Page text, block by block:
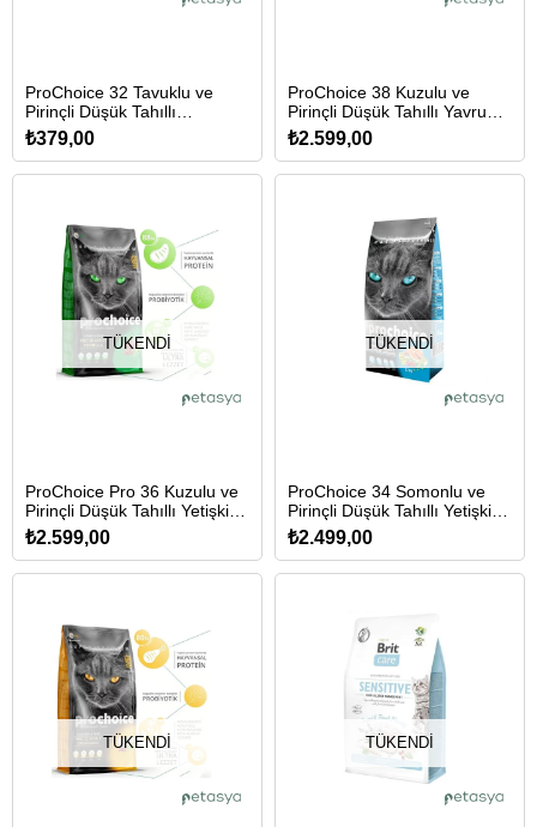
ProChoice 32 Tavuklu ve
Pirinçli Düşük Tahıllı
Kısırlaştırılmış Kedi Maması
2 Kg
₺379,00
ProChoice 38 Kuzulu ve
Pirinçli Düşük Tahıllı Yavru
Kedi Maması 15 Kg
₺2.599,00
TÜKENDI
ProChoice Pro 36 Kuzulu ve
Pirinçli Düşük Tahıllı Yetişkin
Kedi Maması 15 Kg
₺2.599,00
TÜKENDI
ProChoice 34 Somonlu ve
Pirinçli Düşük Tahıllı Yetişkin
Kedi Maması 15 Kg
₺2.499,00
TÜKENDI TÜKENDI